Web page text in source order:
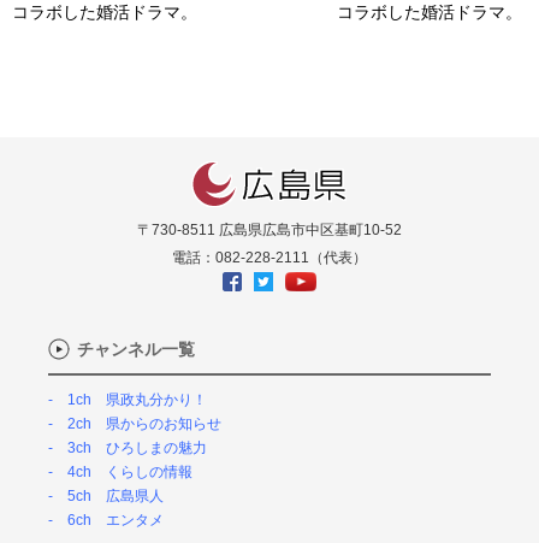
コラボした婚活ドラマ。
コラボした婚活ドラマ。
〒730-8511 広島県広島市中区基町10-52
電話：082-228-2111（代表）
チャンネル一覧
1ch 県政丸分かり！
2ch 県からのお知らせ
3ch ひろしまの魅力
4ch くらしの情報
5ch 広島県人
6ch エンタメ